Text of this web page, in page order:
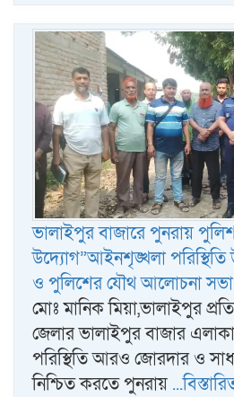
ভালাইপুর বাজারে পুনরায়
উদ্যোগ”আইনশৃঙ্খলা পরিস্থিতি
ও পুলিশের যৌথ আলোচনা সভা
মোঃ মানিক মিয়া,ভালাইপুর
জেলার ভালাইপুর বাজার
পরিস্থিতি আরও জোরদার ও
নিশ্চিত করতে পুনরায়